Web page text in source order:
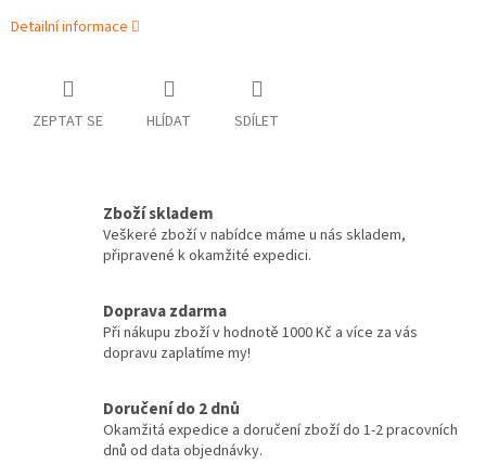
Detailní informace
ZEPTAT SE HLÍDAT SDÍLET
Zboží skladem
Veškeré zboží v nabídce máme u nás skladem,
připravené k okamžité expedici.
Doprava zdarma
Při nákupu zboží v hodnotě 1000 Kč a více za vás
dopravu zaplatíme my!
Doručení do 2 dnů
Okamžitá expedice a doručení zboží do 1-2 pracovních
dnů od data objednávky.